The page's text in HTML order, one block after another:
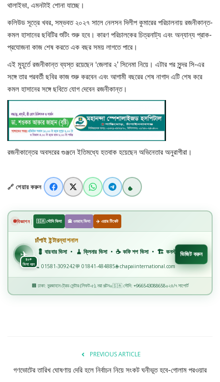
ব্রাহ্মণবাড়িয়া
পটুয়াখালী
জাতীয়
আন্তর্জাতিক
সারাদেশ
বিজ্ঞান ও প্রযুক্তি
খেলাধুলা
অপরাধ
রাজনীতি
থালাইভা, এমনটাই শোনা যাচ্ছে।
কলিউড সূত্রে খবর, সম্ভবত ২০২৭ সালে নেলসন দিলীপ কুমারের পরিচালনায় রজনীকান্ত-
কমল হাসানের ছবিটির শুটিং শুরু হবে। কারণ পরিচালকের চিত্রনাট্য এবং অন্যান্য প্রাক-
প্রযোজনা কাজ শেষ করতে এক বছর সময় লাগতে পারে।
এই মুহূর্তে রজনীকান্ত ব্যস্ত রয়েছেন ‘জেলার ২’ সিনেমা নিয়ে। এটার পর সুন্দর সি-এর
সঙ্গে তার পরবর্তী ছবির কাজ শুরু করবেন এবং আগামী বছরের শেষ নাগাদ এটি শেষ করে
কমল হাসানের সঙ্গে ছবিতে যোগ দেবেন রজনীকান্ত।
রজনীকান্তের অবসরের গুঞ্জনে ইতিমধ্যে হতবাক হয়েছেন অভিনেতার অনুরাগীরা।
🔗 শেয়ার করুন
বিজ্ঞাপন | 🇸🇦 সৌদি ভিসা 🕋 ওমরাহ ভিসা ✈️ এয়ার টিকেট
✈৪০+
ভিসা ধরন
চাঁপাই ইন্টারন্যাশনাল
💈 বারবার ভিসা • 🧹 ক্লিনার ভিসা • ☕ কফি শপ ভিসা • 🏗️ কনস্ট্রাকশন ভিসা • 🏭 ফ্যাক্টরি
📞 01581-309242💬 01841-484885🌐 chapaiinternational.com
ভিজিট করুন
🏢 ঢাকা: নুরজাহান ট্রেড সেন্টার (লিফট-৫), নয়া পল্টন◆🇸🇦 সৌদি: +966543088658◆২৪/৭ সাপোর্ট
✈️
PREVIOUS ARTICLE
গণভোটের তারিখ ঘোষণায় দেরি হলে নির্বাচন নিয়ে সংকট ঘনীভূত হবে-গোলাম পরওয়ার